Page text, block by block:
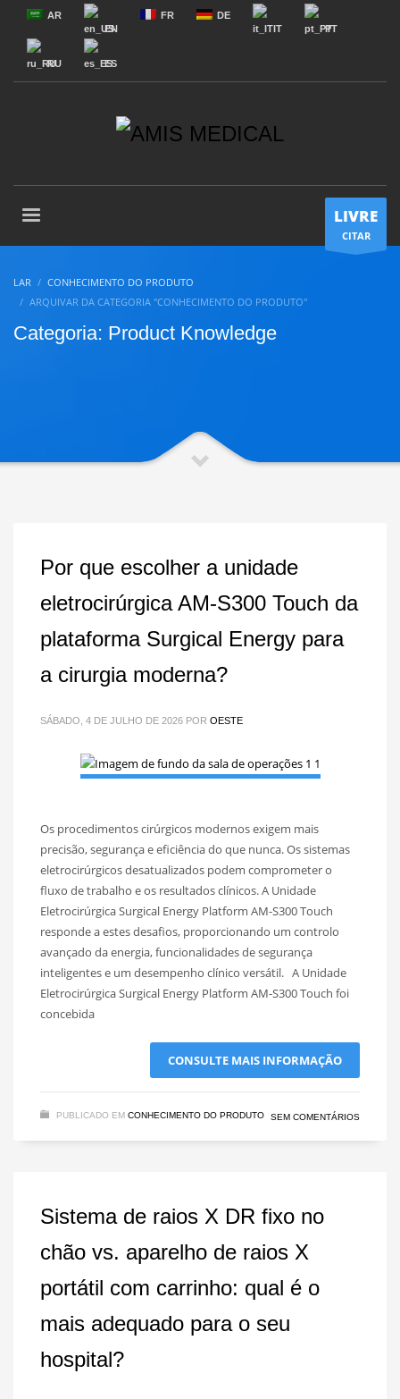
AR
EN
FR
DE
IT
PT
RU ES
LIVRE
CITAR
LAR
CONHECIMENTO DO PRODUTO
ARQUIVAR DA CATEGORIA "CONHECIMENTO DO PRODUTO"
Categoria: Product Knowledge
Por que escolher a unidade
eletrocirúrgica AM-S300 Touch da
plataforma Surgical Energy para
a cirurgia moderna?
SÁBADO, 4 DE JULHO DE 2026 POR OESTE
Os procedimentos cirúrgicos modernos exigem mais
precisão, segurança e eficiência do que nunca. Os sistemas
eletrocirúrgicos desatualizados podem comprometer o
fluxo de trabalho e os resultados clínicos. A Unidade
Eletrocirúrgica Surgical Energy Platform AM-S300 Touch
responde a estes desafios, proporcionando um controlo
avançado da energia, funcionalidades de segurança
inteligentes e um desempenho clínico versátil. A Unidade
Eletrocirúrgica Surgical Energy Platform AM-S300 Touch foi
concebida
CONSULTE MAIS INFORMAÇÃO
PUBLICADO EM CONHECIMENTO DO PRODUTO SEM COMENTÁRIOS
Sistema de raios X DR fixo no
chão vs. aparelho de raios X
portátil com carrinho: qual é o
mais adequado para o seu
hospital?